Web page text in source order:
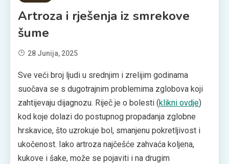
Artroza i rješenja iz smrekove
šume
28 Junija, 2025
Sve veći broj ljudi u srednjim i zrelijim godinama
suočava se s dugotrajnim problemima zglobova koji
zahtijevaju dijagnozu. Riječ je o bolesti (klikni ovdje)
kod koje dolazi do postupnog propadanja zglobne
hrskavice, što uzrokuje bol, smanjenu pokretljivost i
ukočenost. Iako artroza najčešće zahvaća koljena,
kukove i šake, može se pojaviti i na drugim